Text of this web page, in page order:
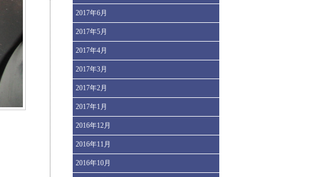
2017年6月
2017年5月
2017年4月
2017年3月
2017年2月
2017年1月
2016年12月
2016年11月
2016年10月